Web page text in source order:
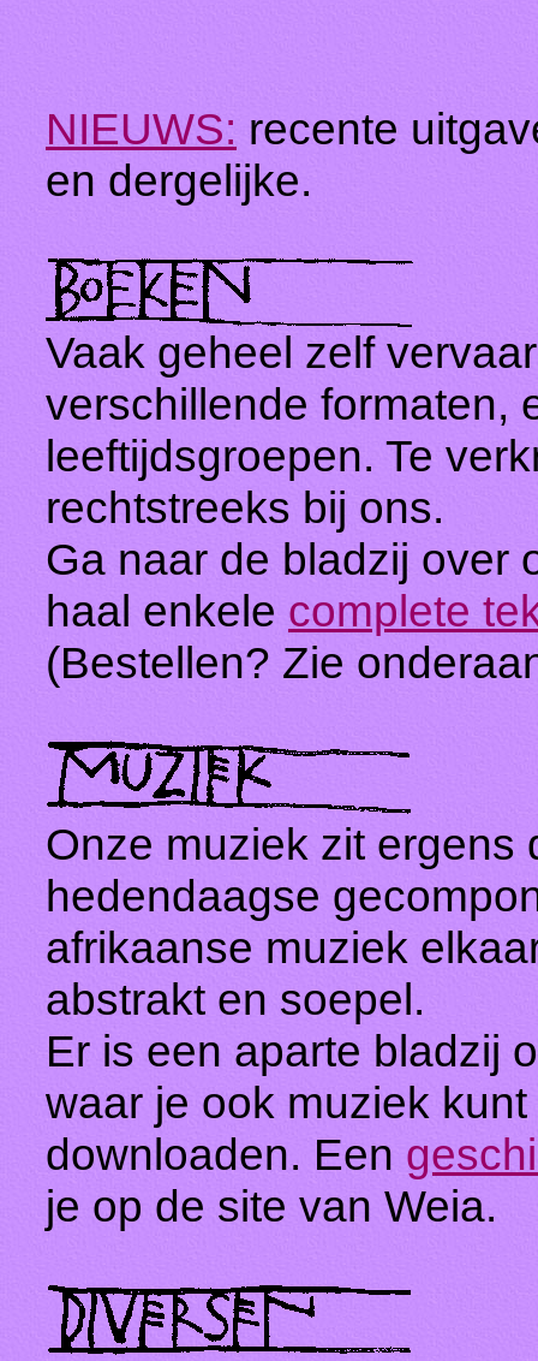
NIEUWS: recente
en dergelijke.
Vaak geheel zelf
verschillende formaten,
leeftijdsgroepen. Te
rechtstreeks bij ons.
Ga naar de bladzij over
haal enkele complete
(Bestellen? Zie
Onze muziek zit ergens
hedendaagse
afrikaanse muziek
abstrakt en soepel.
Er is een aparte bladzij
waar je ook muziek
downloaden. Een
je op de site van Weia.